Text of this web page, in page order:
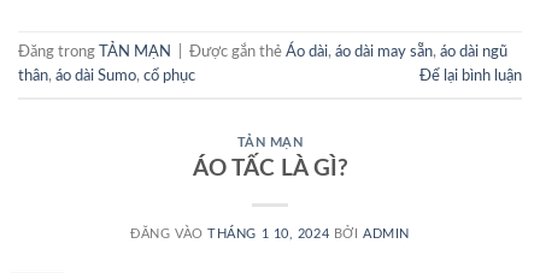
Đăng trong TẢN MẠN Được gắn thẻ Áo dài, áo dài may sẵn, áo dài ngũ
thân, áo dài Sumo, cổ phục Để lại bình luận
TẢN MẠN
ÁO TẤC LÀ GÌ?
ĐĂNG VÀOTHÁNG 1 10, 2024 BỞI ADMIN